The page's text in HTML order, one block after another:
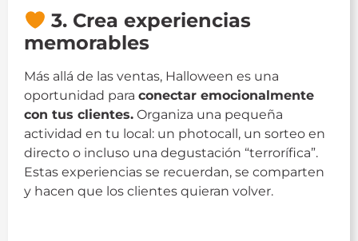
3. Crea experiencias
memorables
Más allá de las ventas, Halloween es una
oportunidad para conectar emocionalmente
con tus clientes. Organiza una pequeña
actividad en tu local: un photocall, un sorteo en
directo o incluso una degustación “terrorífica”.
Estas experiencias se recuerdan, se comparten
y hacen que los clientes quieran volver.